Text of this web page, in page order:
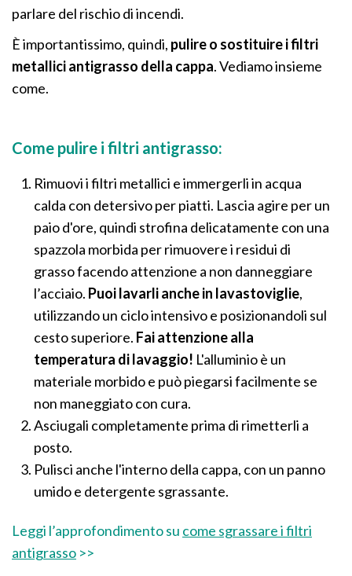
parlare del rischio di incendi.
È importantissimo, quindi, pulire o sostituire i filtri
metallici antigrasso della cappa. Vediamo insieme
come.
Come pulire i filtri antigrasso:
Rimuovi i filtri metallici e immergerli in acqua
calda con detersivo per piatti. Lascia agire per un
paio d'ore, quindi strofina delicatamente con una
spazzola morbida per rimuovere i residui di
grasso facendo attenzione a non danneggiare
l’acciaio. Puoi lavarli anche in lavastoviglie,
utilizzando un ciclo intensivo e posizionandoli sul
cesto superiore. Fai attenzione alla
temperatura di lavaggio! L'alluminio è un
materiale morbido e può piegarsi facilmente se
non maneggiato con cura.
Asciugali completamente prima di rimetterli a
posto.
Pulisci anche l'interno della cappa, con un panno
umido e detergente sgrassante.
Leggi l’approfondimento su come sgrassare i filtri
antigrasso >>